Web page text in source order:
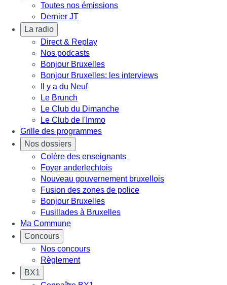
Toutes nos émissions
Dernier JT
La radio
Direct & Replay
Nos podcasts
Bonjour Bruxelles
Bonjour Bruxelles: les interviews
Il y a du Neuf
Le Brunch
Le Club du Dimanche
Le Club de l'Immo
Grille des programmes
Nos dossiers
Colère des enseignants
Foyer anderlechtois
Nouveau gouvernement bruxellois
Fusion des zones de police
Bonjour Bruxelles
Fusillades à Bruxelles
Ma Commune
Concours
Nos concours
Règlement
BX1